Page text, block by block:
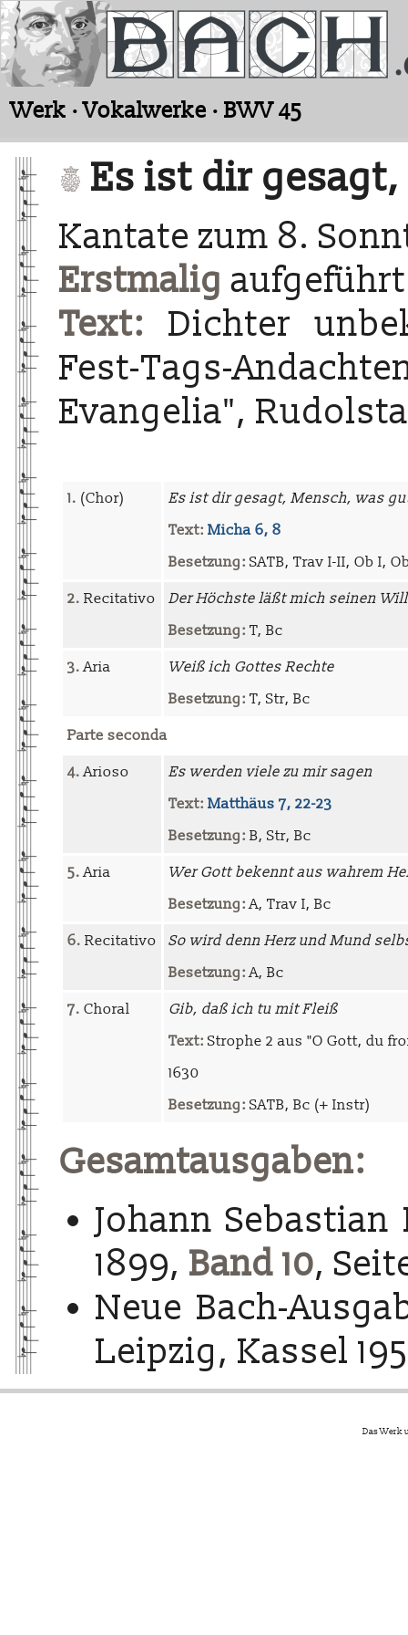
Werk · Vokalwerke · BWV 45
Es ist dir
Kantate zum 8.
Erstmalig aufgeführt
Text: Dichter
Fest-Tags-
Evangelia",
1. (Chor)
Es ist dir gesagt, Mensch, was
Text: Micha 6, 8
Besetzung: SATB, Trav I-II, Ob I,
2. Recitativo
Der Höchste läßt mich seinen
Besetzung: T, Bc
3.Aria
Weiß ich Gottes Rechte
Besetzung: T, Str, Bc
Parte seconda
4.Arioso
Es werden viele zu mir sagen
Text: Matthäus 7, 22-23
Besetzung: B, Str, Bc
5.Aria
Wer Gott bekennt aus wahrem
Besetzung:A, Trav I, Bc
6. Recitativo
So wird denn Herz und Mund
Besetzung:A, Bc
7. Choral
Gib, daß ich tu mit Fleiß
Text: Strophe 2 aus "O Gott, du
1630
Besetzung: SATB, Bc (+ Instr)
Gesamtausgaben:
Johann Sebastian
1899, Band 10,
Neue Bach-
Leipzig, Kassel
Das Werk